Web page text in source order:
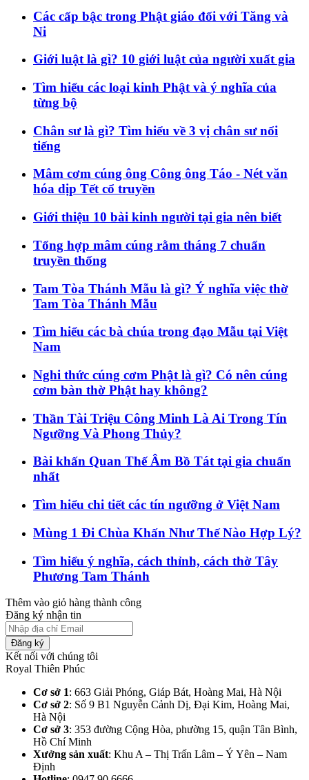
Các cấp bậc trong Phật giáo đối với Tăng và
Ni
Giới luật là gì? 10 giới luật của người xuất gia
Tìm hiểu các loại kinh Phật và ý nghĩa của
từng bộ
Chân sư là gì? Tìm hiểu về 3 vị chân sư nổi
tiếng
Mâm cơm cúng ông Công ông Táo - Nét văn
hóa dịp Tết cổ truyền
Giới thiệu 10 bài kinh người tại gia nên biết
Tổng hợp mâm cúng rằm tháng 7 chuẩn
truyền thống
Tam Tòa Thánh Mẫu là gì? Ý nghĩa việc thờ
Tam Tòa Thánh Mẫu
Tìm hiểu các bà chúa trong đạo Mẫu tại Việt
Nam
Nghi thức cúng cơm Phật là gì? Có nên cúng
cơm bàn thờ Phật hay không?
Thần Tài Triệu Công Minh Là Ai Trong Tín
Ngưỡng Và Phong Thủy?
Bài khấn Quan Thế Âm Bồ Tát tại gia chuẩn
nhất
Tìm hiểu chi tiết các tín ngưỡng ở Việt Nam
Mùng 1 Đi Chùa Khấn Như Thế Nào Hợp Lý?
Tìm hiểu ý nghĩa, cách thỉnh, cách thờ Tây
Phương Tam Thánh
Thêm vào giỏ hàng thành công
Đăng ký nhận tin
Đăng ký
Kết nối với chúng tôi
Royal Thiên Phúc
Cơ sở 1: 663 Giải Phóng, Giáp Bát, Hoàng Mai, Hà Nội​
Cơ sở 2: Số 9 B1 Nguyễn Cảnh Dị, Đại Kim, Hoàng Mai,
Hà Nội​
Cơ sở 3: 353 đường Cộng Hòa, phường 15, quận Tân Bình,
Hồ Chí Minh
Xưởng sản xuất: Khu A – Thị Trấn Lâm – Ý Yên – Nam
Định​